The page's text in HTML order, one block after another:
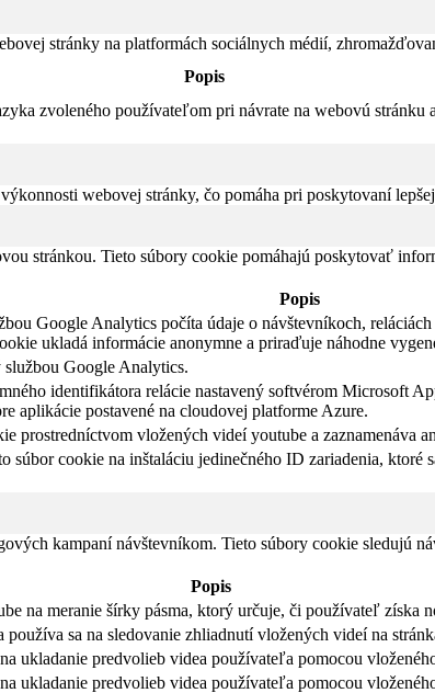
stránky na platformách sociálnych médií,
Popis
zvoleného používateľom pri návrate na webovú
webovej stránky, čo pomáha pri poskytovaní
stránkou. Tieto súbory cookie pomáhajú poskytovať
Popis
Google Analytics počíta údaje o návštevníkoch,
ukladá informácie anonymne a priraďuje náhodne
Google Analytics.
identifikátora relácie nastavený softvérom Microsoft
aplikácie postavené na cloudovej platforme Azure.
prostredníctvom vložených videí youtube a zaznamenáva
súbor cookie na inštaláciu jedinečného ID zariadenia,
kampaní návštevníkom. Tieto súbory cookie sledujú
Popis
na meranie šírky pásma, ktorý určuje, či používateľ získa
sa na sledovanie zhliadnutí vložených videí na
ukladanie predvolieb videa používateľa pomocou
ukladanie predvolieb videa používateľa pomocou